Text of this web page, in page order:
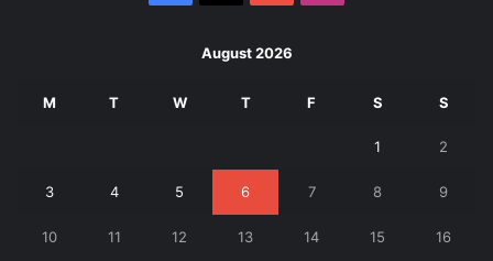
August 2026
M T W T F S S
1 2
3 4 5 6 7 8 9
10 11 12 13 14 15 16